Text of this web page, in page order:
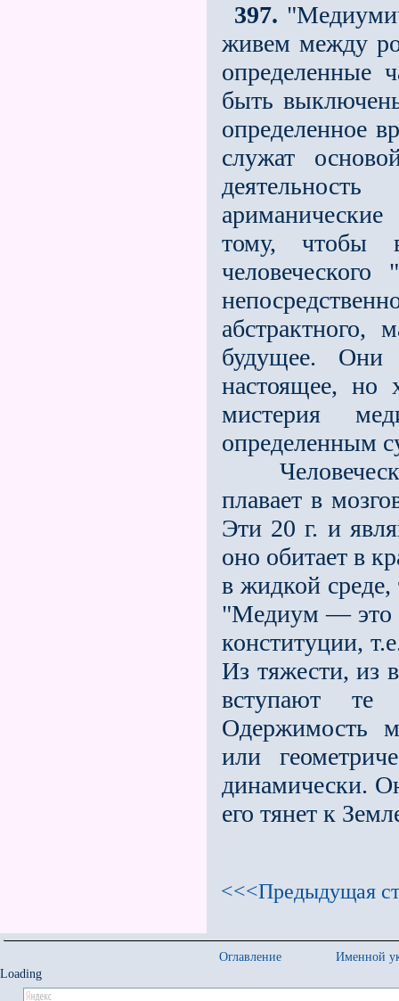
397.
живем между
определенные
быть
определенное
служат
тому, чтобы
абстрактного,
будущее. Они
настоящее, но
мистерия
определенным
плавает в
Эти 20 г. и
оно обитает в
в жидкой среде,
"Медиум — это
конституции,
Из тяжести, из
вступают
Одержимость
или
динамически.
его тянет к
<<<Предыдущая
Оглавление
Именной
Loading